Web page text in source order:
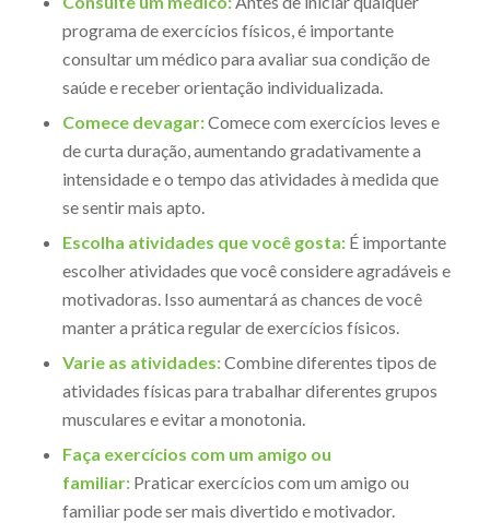
programa de exercícios físicos, é importante
consultar um médico para avaliar sua condição de
saúde e receber orientação individualizada.
Comece devagar:Comece com exercícios leves e
de curta duração, aumentando gradativamente a
intensidade e o tempo das atividades à medida que
se sentir mais apto.
Escolha atividades que você gosta:É importante
escolher atividades que você considere agradáveis e
motivadoras. Isso aumentará as chances de você
manter a prática regular de exercícios físicos.
Varie as atividades:Combine diferentes tipos de
atividades físicas para trabalhar diferentes grupos
musculares e evitar a monotonia.
Faça exercícios com um amigo ou
familiar:Praticar exercícios com um amigo ou
familiar pode ser mais divertido e motivador.